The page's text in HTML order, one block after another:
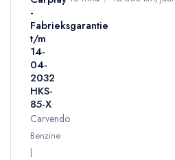
-
Fabrieksgarantie
t/m
14-
04-
2032
HKS-
85-X
Carvendo
Benzine